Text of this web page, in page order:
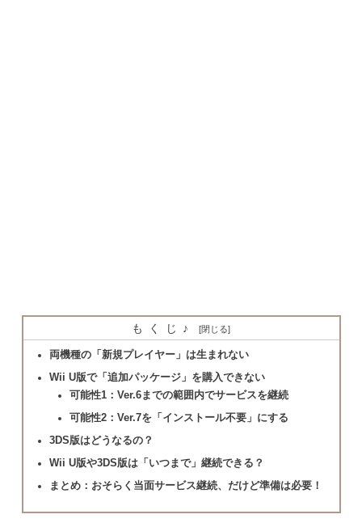
もくじ♪
両機種の「新規プレイヤー」は生まれない
Wii U版で「追加パッケージ」を購入できない
可能性1：Ver.6までの範囲内でサービスを継続
可能性2：Ver.7を「インストール不要」にする
3DS版はどうなるの？
Wii U版や3DS版は「いつまで」継続できる？
まとめ：おそらく当面サービス継続、だけど準備は必要！